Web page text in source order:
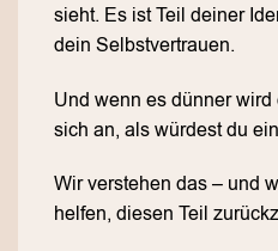
sieht. Es ist Teil deiner
dein Selbstvertrauen.
Und wenn es dünner
sich an, als würdest du
Wir verstehen das – und
helfen, diesen Teil